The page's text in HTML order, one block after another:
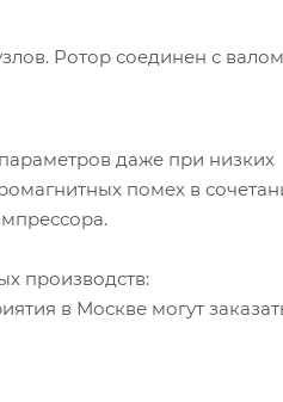
Ротор соединен с валом
даже при низких
помех в
производств:
в Москве могут